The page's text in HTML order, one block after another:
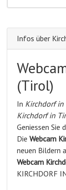
Infos über
(Tirol)
In Kirchdorf in
Kirchdorf in
Geniessen Sie
Die Webcam
neuen Bildern
Webcam
KIRCHDORF